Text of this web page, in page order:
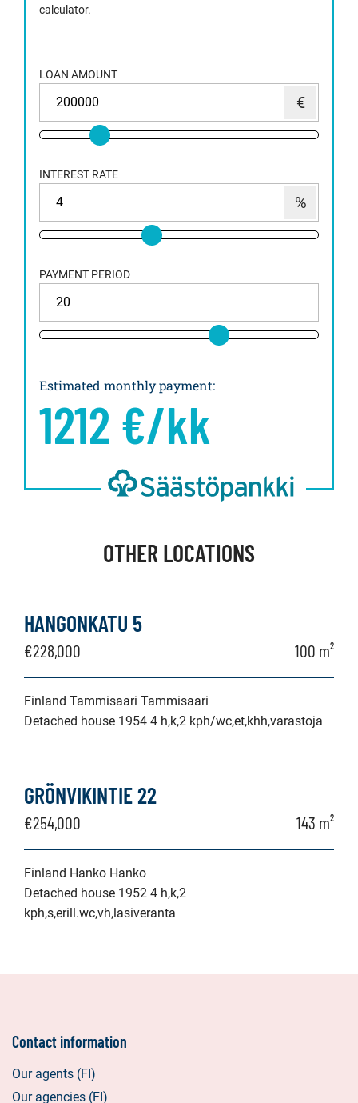
calculator.
LOAN AMOUNT
INTEREST RATE
PAYMENT PERIOD
Estimated monthly payment:
1212 €/kk
OTHER LOCATIONS
HANGONKATU 5
€228,000 100 m²
Finland Tammisaari Tammisaari
Detached house 1954 4 h,k,2 kph/wc,et,khh,varastoja
GRÖNVIKINTIE 22
€254,000 143 m²
Finland Hanko Hanko
Detached house 1952 4 h,k,2
kph,s,erill.wc,vh,lasiveranta
Contact information
Our agents (FI)
Our agencies (FI)